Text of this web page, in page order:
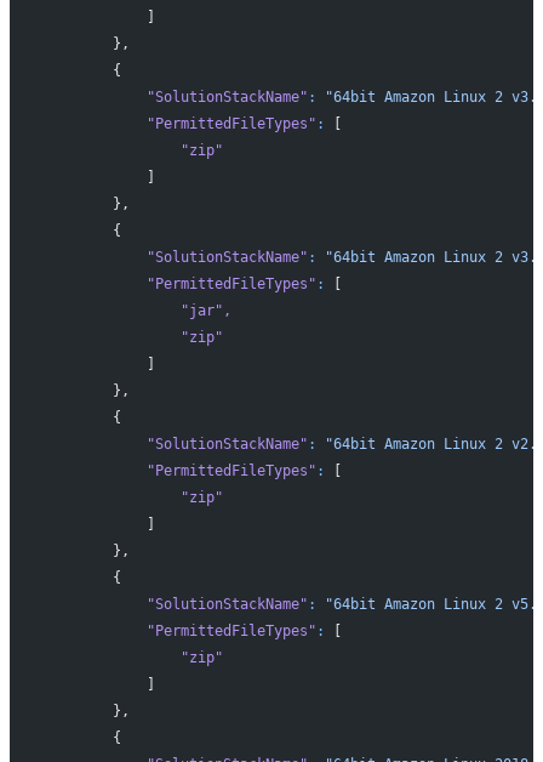
            ]
        },
        {
            "SolutionStackName"
:
"64bit Amazon Linux 2
            "PermittedFileTypes"
:
[
                "zip"
            ]
        },
        {
            "SolutionStackName"
:
"64bit Amazon Linux 2
            "PermittedFileTypes"
:
[
                "jar"
,
                "zip"
            ]
        },
        {
            "SolutionStackName"
:
"64bit Amazon Linux 2
            "PermittedFileTypes"
:
[
                "zip"
            ]
        },
        {
            "SolutionStackName"
:
"64bit Amazon Linux 2
            "PermittedFileTypes"
:
[
                "zip"
            ]
        },
        {